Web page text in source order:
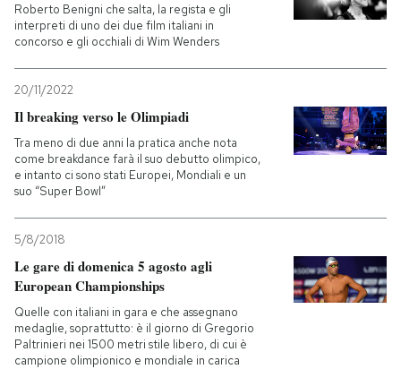
Roberto Benigni che salta, la regista e gli
interpreti di uno dei due film italiani in
concorso e gli occhiali di Wim Wenders
20/11/2022
Il breaking verso le Olimpiadi
Tra meno di due anni la pratica anche nota
come breakdance farà il suo debutto olimpico,
e intanto ci sono stati Europei, Mondiali e un
suo “Super Bowl”
5/8/2018
Le gare di domenica 5 agosto agli
European Championships
Quelle con italiani in gara e che assegnano
medaglie, soprattutto: è il giorno di Gregorio
Paltrinieri nei 1500 metri stile libero, di cui è
campione olimpionico e mondiale in carica